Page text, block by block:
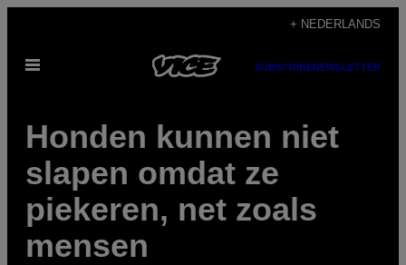
de
+ NEDERLANDS
Open
SUBSCRIBENEWSLETTER
Honden kunnen niet
slapen omdat ze
piekeren, net zoals
mensen